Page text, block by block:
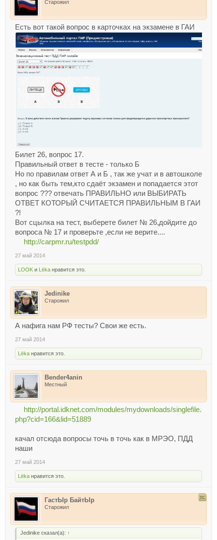
Старожил
Есть вот такой вопрос в карточках на экзамене в ГАИ
Билет 26, вопрос 17.
Правильный ответ в тесте - только Б
Но по правилам ответ А и Б , так же учат и в автошколе
, но как быть тем,кто сдаёт экзамен и попадается этот
вопрос ??? отвечать ПРАВИЛЬНО или ВЫБИРАТЬ
ОТВЕТ КОТОРЫЙ СЧИТАЕТСЯ ПРАВИЛЬНЫМ В ГАИ
?!
Вот сцылка на тест, выберете билет № 26,дойдите до
вопроса № 17 и проверьте ,если не верите....
http://carpmr.ru/testpdd/
27 май 2014
LOOK и Lёka нравится это.
Jedinike
Старожил
А нафига нам РФ тесты? Свои же есть.
27 май 2014
Lёka нравится это.
Bender4anin
Местный
http://portal.idknet.com/modules/mydownloads/singlefile.
php?cid=166&lid=51889
качал отсюда вопросы точь в точь как в МРЭО, ПДД
наши
27 май 2014
Lёka нравится это.
ГастЫр БайтЫр
Старожил
Jedinike сказал(а): ↑